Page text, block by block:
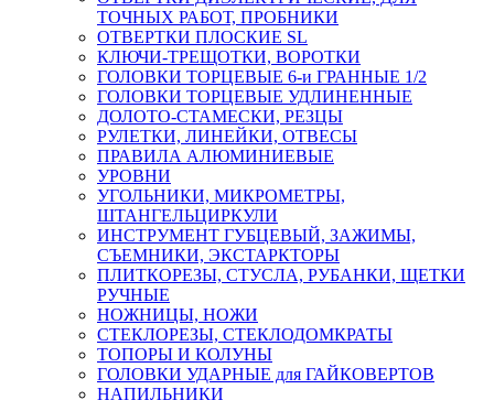
ТОЧНЫХ РАБОТ, ПРОБНИКИ
ОТВЕРТКИ ПЛОСКИЕ SL
КЛЮЧИ-ТРЕЩОТКИ, ВОРОТКИ
ГОЛОВКИ ТОРЦЕВЫЕ 6-и ГРАННЫЕ 1/2
ГОЛОВКИ ТОРЦЕВЫЕ УДЛИНЕННЫЕ
ДОЛОТО-СТАМЕСКИ, РЕЗЦЫ
РУЛЕТКИ, ЛИНЕЙКИ, ОТВЕСЫ
ПРАВИЛА АЛЮМИНИЕВЫЕ
УРОВНИ
УГОЛЬНИКИ, МИКРОМЕТРЫ,
ШТАНГЕЛЬЦИРКУЛИ
ИНСТРУМЕНТ ГУБЦЕВЫЙ, ЗАЖИМЫ,
СЪЕМНИКИ, ЭКСТАРКТОРЫ
ПЛИТКОРЕЗЫ, СТУСЛА, РУБАНКИ, ЩЕТКИ
РУЧНЫЕ
НОЖНИЦЫ, НОЖИ
СТЕКЛОРЕЗЫ, СТЕКЛОДОМКРАТЫ
ТОПОРЫ И КОЛУНЫ
ГОЛОВКИ УДАРНЫЕ для ГАЙКОВЕРТОВ
НАПИЛЬНИКИ